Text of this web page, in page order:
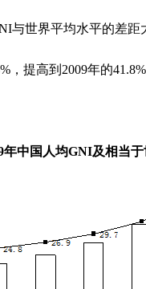
与世界平均水平的差距
，提高到 2009年的41.8%
年中国人均GNI及相当